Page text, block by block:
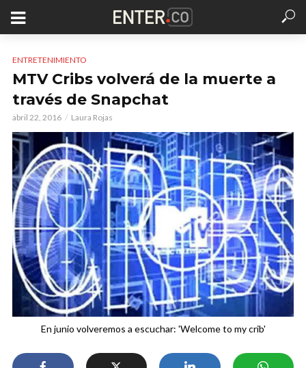
ENTRETENIMIENTO
MTV Cribs volverá de la muerte a
través de Snapchat
abril 22, 2016 Laura Rojas
En junio volveremos a escuchar: 'Welcome to my crib'